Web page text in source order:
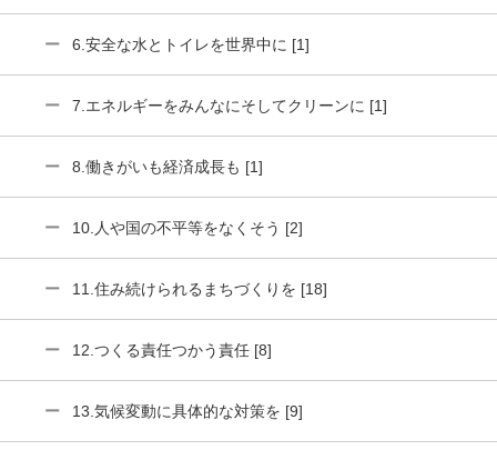
6.安全な水とトイレを世界中に [1]
7.エネルギーをみんなにそしてクリーンに [1]
8.働きがいも経済成長も [1]
10.人や国の不平等をなくそう [2]
11.住み続けられるまちづくりを [18]
12.つくる責任つかう責任 [8]
13.気候変動に具体的な対策を [9]